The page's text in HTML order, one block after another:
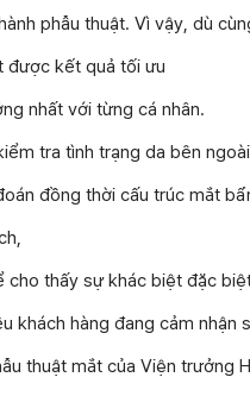
phẫu thuật. Vì vậy, dù
được kết quả tối ưu
nhất với từng cá nhân.
tra tình trạng da bên
đồng thời cấu trúc mắt
cho thấy sự khác biệt đặc
khách hàng đang cảm nhận
thuật mắt của Viện trưởng